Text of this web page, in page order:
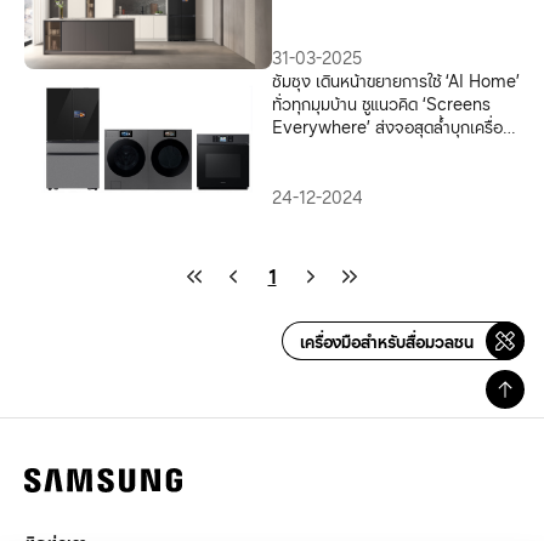
31-03-2025
ซัมซุง เดินหน้าขยายการใช้ ‘AI Home’
ทั่วทุกมุมบ้าน ชูแนวคิด ‘Screens
Everywhere’ ส่งจอสุดล้ำบุกเครื่อง
24-12-2024
1
เครื่องมือสำหรับสื่อมวลชน